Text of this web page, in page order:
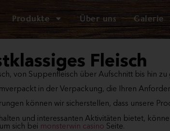
Produkte Über uns Galerie
Fleisch
von Suppenfleisch über Aufschnitt bis hin zu
in der Verpackung, die Ihren
können wir sicherstellen, dass unsere
und interessanten Aktivitäten bietet,
um sich bei monsterwin casino Seite.